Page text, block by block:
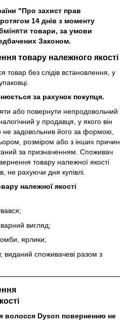
"Про захист прав
14 днів з моменту
товари, за умови
Законом.
товару належного якості
без слідів встановлення, у
за рахунок покупця.
або повернути непродовольчий
у продавця, у якого він
задовольнив його за формою,
розміром або з інших причин
за призначенням. Споживач
товару належної якості
не рахуючи дня купівлі.
належної якості
вигляд;
ярлики;
виданий споживачеві разом з
волосся Dyson поверненню не